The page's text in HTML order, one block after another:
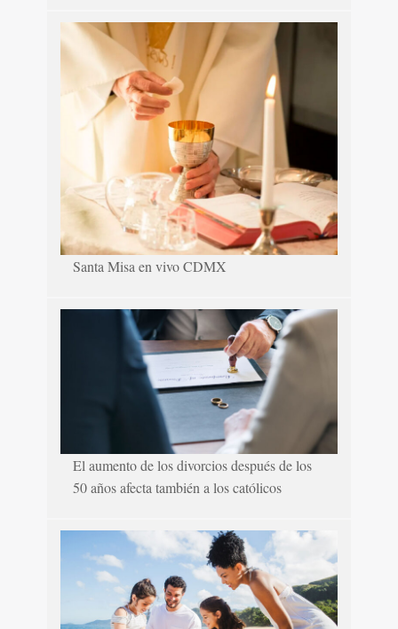
Santa Misa en vivo CDMX
El aumento de los divorcios después de los
50 años afecta también a los católicos